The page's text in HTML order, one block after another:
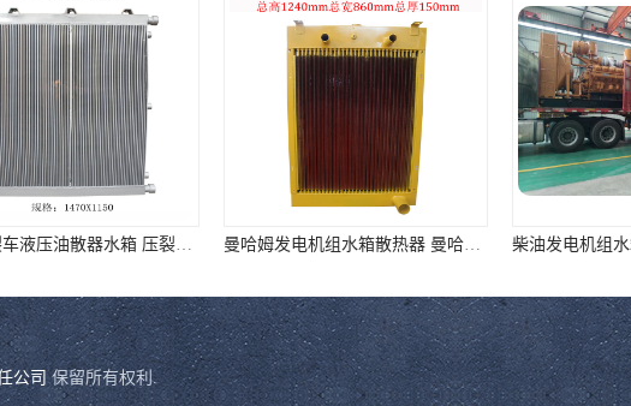
2500压裂车液压油散器水箱 压裂车油冷器 压裂车水箱报价 曼哈姆发电机组水箱散热器 曼哈姆TBD234水箱 可定制
公司 保留所有权利.